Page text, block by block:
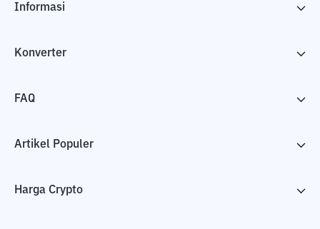
Informasi
Konverter
FAQ
Artikel Populer
Harga Crypto